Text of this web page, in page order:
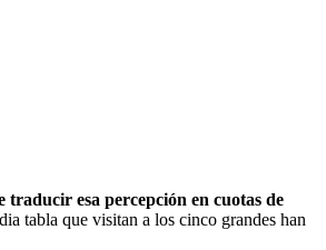
traducir esa percepción en cuotas de
tabla que visitan a los cinco grandes han